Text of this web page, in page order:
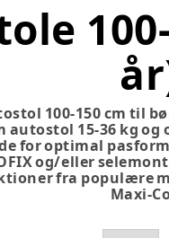
100-150 cm til
autostol 15-36 kg
for optimal
og/eller
fra populære
Maxi-